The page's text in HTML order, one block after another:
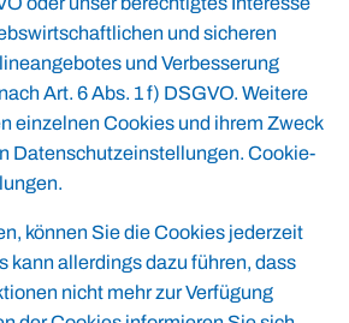
und sicheren
und Verbesserung
Art. 6 Abs. 1 f) DSGVO. Weitere
einzelnen Cookies und ihrem Zweck
Datenschutzeinstellungen. Cookie-
.
können Sie die Cookies jederzeit
kann allerdings dazu führen, dass
nicht mehr zur Verfügung